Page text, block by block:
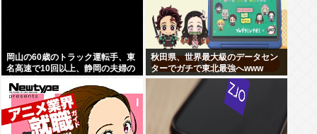
岡山の60歳のトラック運転手、東
名高速で10回以上、静岡の夫婦の
秋田県、世界最大級のデータセン
ターでガチで東北最強へwww